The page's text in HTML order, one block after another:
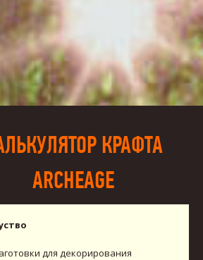
КРАФТА
ARCHEAGE
для декорирования